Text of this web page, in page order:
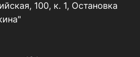
100, к. 1, Остановка